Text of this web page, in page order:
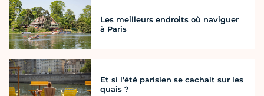
Les meilleurs endroits où naviguer
à Paris
Et si l’été parisien se cachait sur les
quais ?